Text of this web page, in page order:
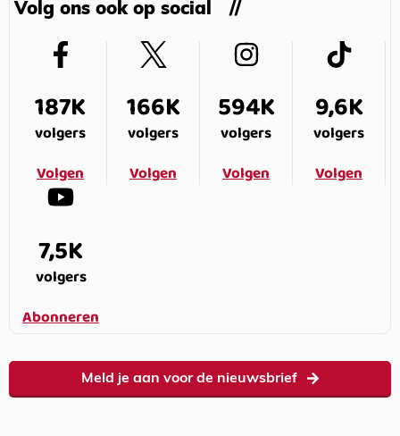
Volg ons ook op social
187K
volgers
Volgen
166K
volgers
Volgen
594K
volgers
Volgen
9,6K
volgers
Volgen
7,5K
volgers
Abonneren
Meld je aan voor de nieuwsbrief